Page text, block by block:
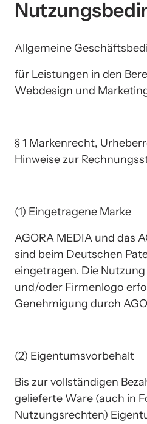
Allgemeine
für Leistungen in den
Webdesign und
§ 1 Markenrecht,
Hinweise zur
(1) Eingetragene Marke
AGORA MEDIA und das
sind beim Deutschen
eingetragen. Die
und/oder Firmenlogo
Genehmigung durch
(2) Eigentumsvorbehalt
Bis zur vollständigen
gelieferte Ware (auch in
Nutzungsrechten)